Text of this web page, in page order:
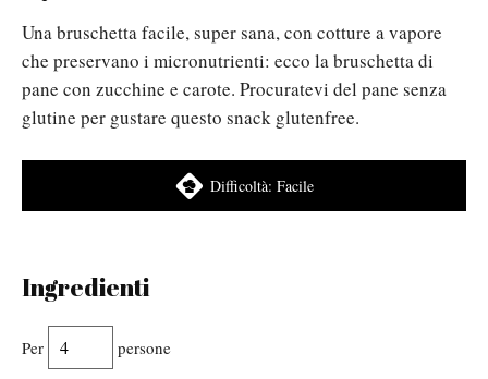
Una bruschetta facile, super sana, con cotture a vapore
che preservano i micronutrienti: ecco la bruschetta di
pane con zucchine e carote. Procuratevi del pane senza
glutine per gustare questo snack glutenfree.
Difficoltà:Facile
Ingredienti
Per persone